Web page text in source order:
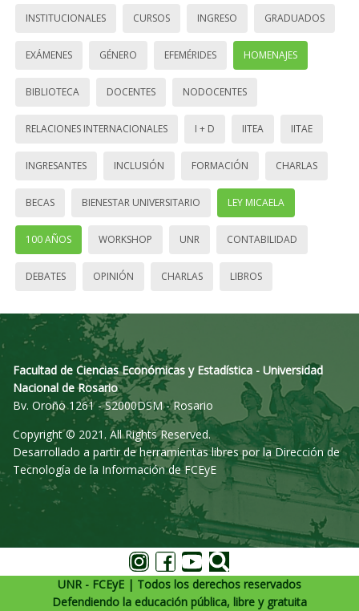
INSTITUCIONALES CURSOS INGRESO GRADUADOS
EXÁMENES GÉNERO EFEMÉRIDES HOMENAJES
BIBLIOTECA DOCENTES NODOCENTES
RELACIONES INTERNACIONALES I + D IITEA IITAE
INGRESANTES INCLUSIÓN FORMACIÓN CHARLAS
BECAS BIENESTAR UNIVERSITARIO LEY MICAELA
100 AÑOS WORKSHOP UNR CONTABILIDAD
DEBATES OPINIÓN CHARLAS LIBROS
Facultad de Ciencias Económicas y Estadística - Universidad
Nacional de Rosario
Bv. Oroño 1261 - S2000DSM - Rosario
Copyright © 2021. All Rights Reserved.
Desarrollado a partir de herramientas libres por la Dirección de
Tecnología de la Información de FCEyE
UNR - FCEyE | Todos los derechos reservados
Defendiendo la educación pública, libre y gratuita